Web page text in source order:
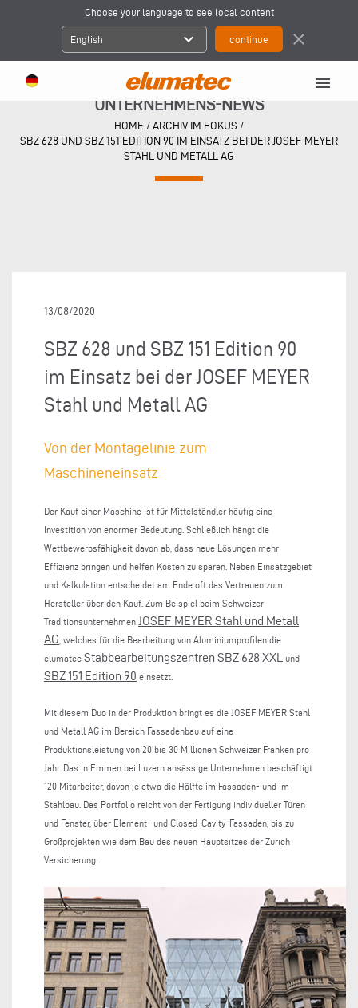
Choose your language to see local content
English expand_more close
menu
UNTERNEHMENS-NEWS
HOME / ARCHIV IM FOKUS /
SBZ 628 UND SBZ 151 EDITION 90 IM EINSATZ BEI DER JOSEF MEYER
STAHL UND METALL AG
13/08/2020
SBZ 628 und SBZ 151 Edition 90
im Einsatz bei der JOSEF MEYER
Stahl und Metall AG
Von der Montagelinie zum
Maschineneinsatz
Der Kauf einer Maschine ist für Mittelständler häufig eine
Investition von enormer Bedeutung. Schließlich hängt die
Wettbewerbsfähigkeit davon ab, dass neue Lösungen mehr
Effizienz bringen und helfen Kosten zu sparen. Neben Einsatzgebiet
und Kalkulation entscheidet am Ende oft das Vertrauen zum
Hersteller über den Kauf. Zum Beispiel beim Schweizer
Traditionsunternehmen JOSEF MEYER Stahl und Metall
AG , welches für die Bearbeitung von Aluminiumprofilen die
elumatec Stabbearbeitungszentren SBZ 628 XXL und
SBZ 151 Edition 90 einsetzt.
Mit diesem Duo in der Produktion bringt es die JOSEF MEYER Stahl
und Metall AG im Bereich Fassadenbau auf eine
Produktionsleistung von 20 bis 30 Millionen Schweizer Franken pro
Jahr. Das in Emmen bei Luzern ansässige Unternehmen beschäftigt
120 Mitarbeiter, davon je etwa die Hälfte im Fassaden- und im
Stahlbau. Das Portfolio reicht von der Fertigung individueller Türen
und Fenster, über Element- und Closed-Cavity-Fassaden, bis zu
Großprojekten wie dem Bau des neuen Hauptsitzes der Zürich
Versicherung.